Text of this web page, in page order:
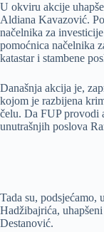
U okviru akcije
Aldiana Kavazović.
načelnika za
pomoćnica načelnika
katastar i stambene
Današnja akcija je,
kojom je razbijena
čelu. Da FUP provodi
unutrašnjih poslova
Tada su, podsjećamo,
Hadžibajrića,
Destanović.